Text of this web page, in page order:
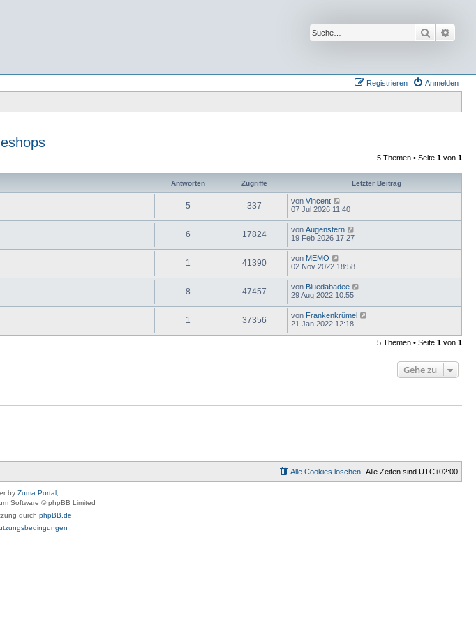
Suche
Anmelden
Registrieren
5 Themen • Seite 1 von 1
Antworten Zugriffe Letzter Beitrag
5 337 von Vincent
07 Jul 2026 11:40
6 17824 von Augenstern
19 Feb 2026 17:27
1 41390 von MEMO
02 Nov 2022 18:58
8 47457 von Bluedabadee
29 Aug 2022 10:55
1 37356 von Frankenkrümel
21 Jan 2022 12:18
5 Themen • Seite 1 von 1
Gehe zu
Alle Zeiten sind UTC+02:00
Alle Cookies löschen
by Zuma Portal
Software © phpBB Limited
durch phpBB.de